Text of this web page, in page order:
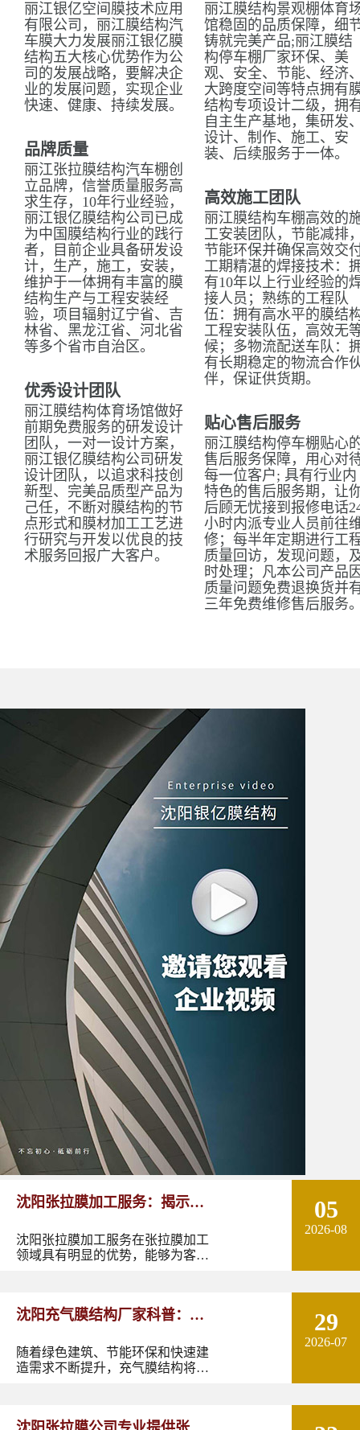
丽江银亿空间膜技术应用
有限公司，丽江膜结构汽
车膜大力发展丽江银亿膜
结构五大核心优势作为公
司的发展战略，要解决企
业的发展问题，实现企业
快速、健康、持续发展。
品牌质量
丽江张拉膜结构汽车棚创
立品牌，信誉质量服务高
求生存，10年行业经验，
丽江银亿膜结构公司已成
为中国膜结构行业的践行
者，目前企业具备研发设
计，生产，施工，安装，
维护于一体拥有丰富的膜
结构生产与工程安装经
验，项目辐射辽宁省、吉
林省、黑龙江省、河北省
等多个省市自治区。
优秀设计团队
丽江膜结构体育场馆做好
前期免费服务的研发设计
团队，一对一设计方案，
丽江银亿膜结构公司研发
设计团队，以追求科技创
新型、完美品质型产品为
己任，不断对膜结构的节
点形式和膜材加工工艺进
行研究与开发以优良的技
术服务回报广大客户。
丽江膜结构景观棚体育
馆稳固的品质保障，细
铸就完美产品;丽江膜结
构停车棚厂家环保、美
观、安全、节能、经济
大跨度空间等特点拥有
结构专项设计二级，拥
自主生产基地，集研发
设计、制作、施工、安
装、后续服务于一体。
高效施工团队
丽江膜结构车棚高效的
工安装团队，节能减排
节能环保并确保高效交
工期精湛的焊接技术：
有10年以上行业经验的
接人员；熟练的工程队
伍：拥有高水平的膜结
工程安装队伍，高效无
候；多物流配送车队：
有长期稳定的物流合作
伴，保证供货期。
贴心售后服务
丽江膜结构停车棚贴心
售后服务保障，用心对
每一位客户; 具有行业内
特色的售后服务期，让
后顾无忧接到报修电话
小时内派专业人员前往
修；每半年定期进行工
质量回访，发现问题，
时处理；凡本公司产品
质量问题免费退换货并
三年免费维修售后服务
沈阳张拉膜加工服务：揭示张
拉膜加工的实用优势
沈阳张拉膜加工服务在张拉膜加工
领域具有明显的优势，能够为客户
发出独特的魅力。
05
2026-08
沈阳充气膜结构厂家科普：了
解充气膜建筑优势、价格及应
用领域
随着绿色建筑、节能环保和快速建
造需求不断提升，充气膜结构将在
29
2026-07